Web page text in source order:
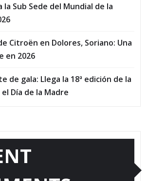
Sub Sede del Mundial de la
Citroën en Dolores, Soriano: Una
en 2026
de gala: Llega la 18ª edición de la
Día de la Madre